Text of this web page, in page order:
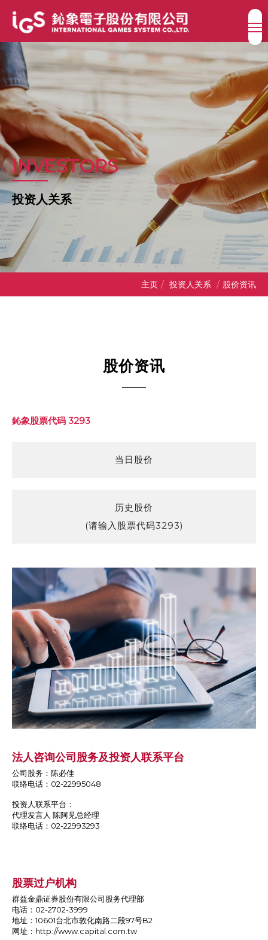
INVESTORS
投资人关系
主页 / 投资人关系 / 股价资讯
股价资讯
鈊象股票代码 3293
当日股价
历史股价
(请输入股票代码3293)
法人咨询公司股务及投资人联系平台
公司股务：陈必佳
联络电话：02-22995048
投资人联系平台：
代理发言人 陈阿见总经理
联络电话：02-22993293
股票过户机构
群益金鼎证券股份有限公司股务代理部
电话：02-2702-3999
地址：10601台北市敦化南路二段97号B2
网址： http://www.capital.com.tw